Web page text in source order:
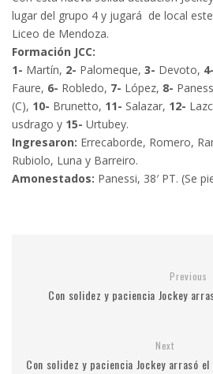
lugar del grupo 4 y jugará de local
Liceo de Mendoza.
Formación JCC:
1- Martín, 2- Palomeque, 3- Devoto, 4-
Faure, 6- Robledo, 7- López, 8-
(C), 10- Brunetto, 11- Salazar, 12-
usdrago y 15- Urtubey.
Ingresaron: Errecaborde, Romero,
Rubiolo, Luna y Barreiro.
Amonestados: Panessi, 38′ PT. (Se
Previous
Con solidez y paciencia Jockey
Next
Con solidez y paciencia Jockey arrasó